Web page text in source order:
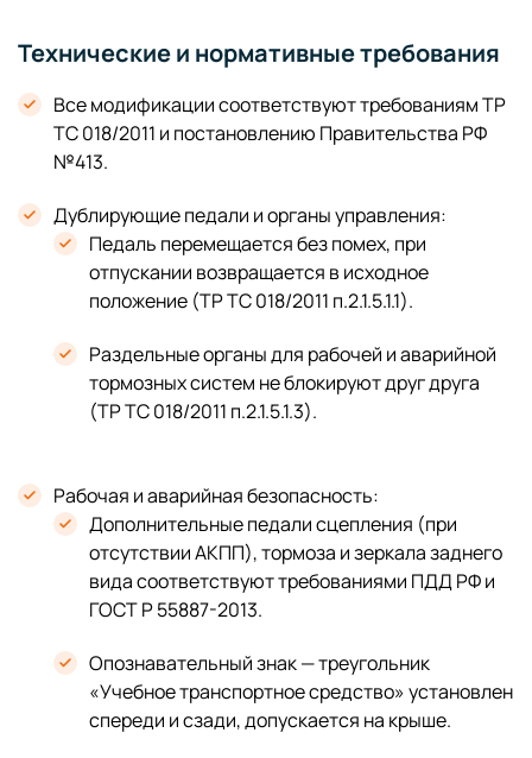
Технические и нормативные требования
Все модификации соответствуют требованиям ТР
ТС 018/2011 и постановлению Правительства РФ
№413.
Дублирующие педали и органы управления:
Педаль перемещается без помех, при
отпускании возвращается в исходное
положение (ТР ТС 018/2011 п.2.1.5.1.1).
Раздельные органы для рабочей и аварийной
тормозных систем не блокируют друг друга
(ТР ТС 018/2011 п.2.1.5.1.3).
Рабочая и аварийная безопасность:
Дополнительные педали сцепления (при
отсутствии АКПП), тормоза и зеркала заднего
вида соответствуют требованиями ПДД РФ и
ГОСТ Р 55887-2013.
Опознавательный знак — треугольник
«Учебное транспортное средство» установлен
спереди и сзади, допускается на крыше.